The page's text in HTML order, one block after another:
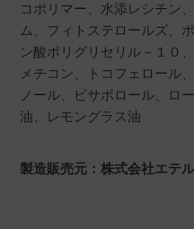
コポリマー、水添レシチン
ム、フィトステロールズ、
ン酸ポリグリセリル－１０
メチコン、トコフェロール
ノール、ビサボロール、ロ
油、レモングラス油
製造販売元：株式会社エテ